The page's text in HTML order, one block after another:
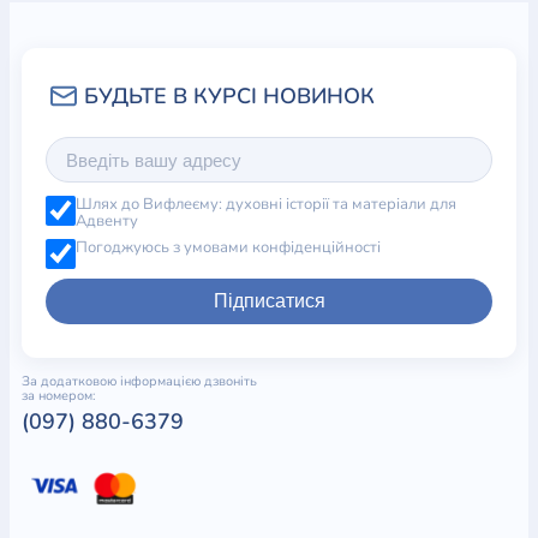
Глава 5. Битва з дияволом
Глава 7. Що на нас чекає після смерті?
ЧАСТИНА 2. ЗАПРОПОНОВАНЕ РІШЕННЯ
Глава 8. Навіщо прийшов Христос?
Глава 9. Як і з чого розпочати?
Глава 10. Що таке покаяння
Глава 11. Що таке віра
Глава 12. Старе і нове
ЧАСТИНА 3. НЕОБХІДНІ ЗАХОДИ
Глава 14. Вороги християнина
Глава 15. Правила християнського життя
Глава 17. Чи я сторож брата свого?
Глава 18. Надія на майбутнє
Шлях до Вифлеєму: духовні історії та матеріали для
Адвенту
Погоджуюсь з умовами конфіденційності
Підписатися
За додатковою інформацією дзвоніть
за номером:
(097) 880-6379